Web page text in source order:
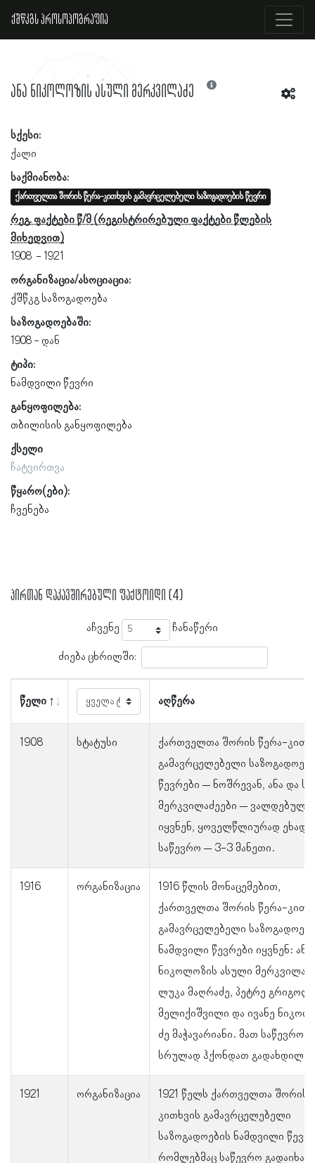
ქშწკგს პროსოპოგრაფია
ანა ნიკოლოზის ასული მერკვილაძე
სქესი:
ქალი
საქმიანობა:
ქართველთა შორის წერა-კითხვის გამავრცელებელი საზოგადოების წევრი
რეგ. ფაქტები წ/მ
1908
1921
ორგანიზაცია/ასოციაცია:
ქშწკგ საზოგადოება
საზოგადოებაში:
1908
ტიპი:
ნამდვილი წევრი
განყოფილება:
თბილისის განყოფილება
ქსელი
ჩატვირთვა
წყარო(ები):
ჩვენება
პირთან დაკავშირებული ფაქტოიდი (4)
აჩვენე ჩანაწერი
ძიება ცხრილში:
წელი აღწერა
1908 სტატუსი
ქართველთა შორის წერა-
გამავრცელებელი
წევრები – ნოშრევან, ანა და
მერკვილაძეები –
იყვნენ, ყოველწლიურად
საწევრო – 3-3 მანეთი.
1916 ორგანიზაცია
1916 წლის მონაცემებით,
ქართველთა შორის წერა-
გამავრცელებელი
ნამდვილი წევრები იყვნენ: ანა
ნიკოლოზის ასული
ლუკა მაღრაძე, პეტრე
მელიქიშვილი და ივანე
ძე მაჭავარიანი. მათ საწევრო
სრულად ჰქონდათ გადახდილი.
1921 ორგანიზაცია
1921 წელს ქართველთა შორის
კითხვის გამავრცელებელი
საზოგადოების ნამდვილი
რომლებმაც საწევრო